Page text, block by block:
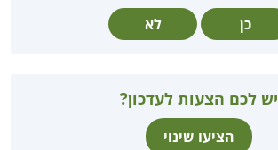
כן לא
יש לכם הצעות לעדכון?
הציעו שינוי